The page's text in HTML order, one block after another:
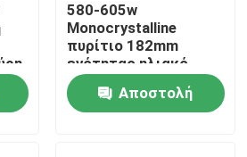
580-605w
Monocrystalline
πυρίτιο 182mm
ενότητας ηλιακό
κύτταρο
Αποστολή